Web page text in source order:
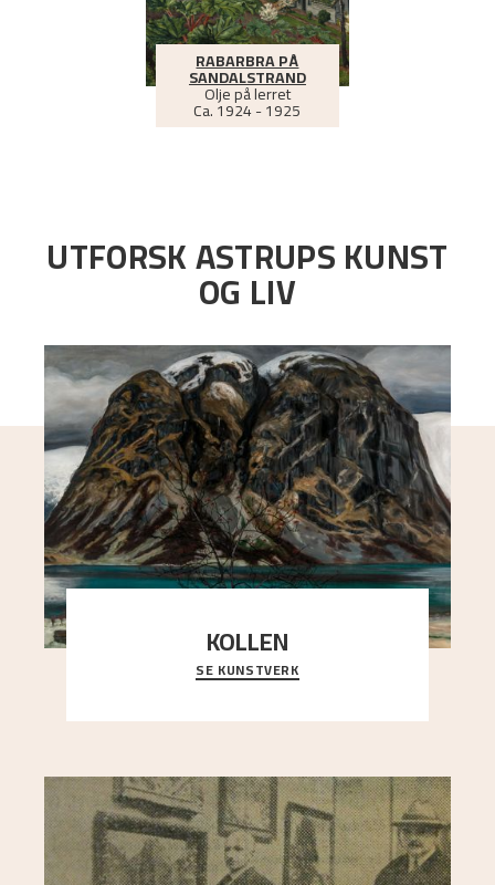
RABARBRA PÅ
SANDALSTRAND
Olje på lerret
Ca.1924 - 1925
UTFORSK ASTRUPS KUNST
OG LIV
KOLLEN
Et ruvende fjell dominerer bildeflaten, og står i
sterk kontrast til det spinkle rognetreet ute
SE KUNSTVERK